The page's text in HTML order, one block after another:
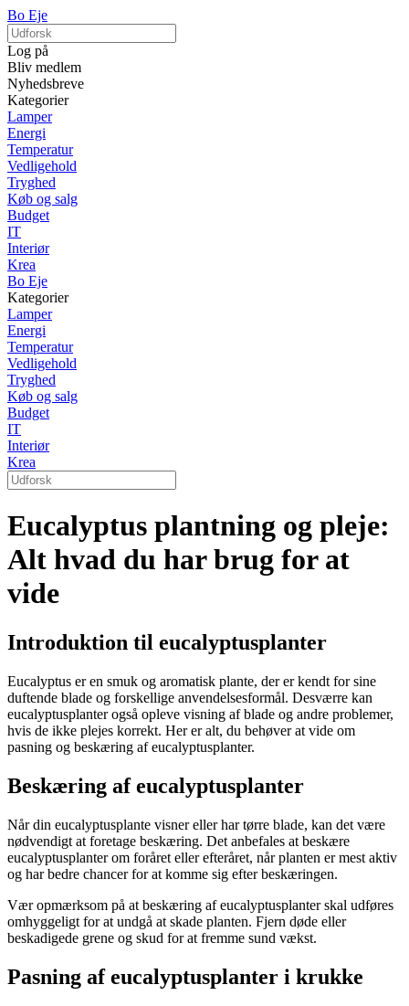
Bo Eje
Log på
Bliv medlem
Nyhedsbreve
Kategorier
Lamper
Energi
Temperatur
Vedligehold
Tryghed
Køb og salg
Budget
IT
Interiør
Krea
Bo Eje
Kategorier
Lamper
Energi
Temperatur
Vedligehold
Tryghed
Køb og salg
Budget
IT
Interiør
Krea
Eucalyptus plantning og pleje:
Alt hvad du har brug for at
vide
Introduktion til eucalyptusplanter
Eucalyptus er en smuk og aromatisk plante, der er kendt for sine
duftende blade og forskellige anvendelsesformål. Desværre kan
eucalyptusplanter også opleve visning af blade og andre problemer,
hvis de ikke plejes korrekt. Her er alt, du behøver at vide om
pasning og beskæring af eucalyptusplanter.
Beskæring af eucalyptusplanter
Når din eucalyptusplante visner eller har tørre blade, kan det være
nødvendigt at foretage beskæring. Det anbefales at beskære
eucalyptusplanter om foråret eller efteråret, når planten er mest aktiv
og har bedre chancer for at komme sig efter beskæringen.
Vær opmærksom på at beskæring af eucalyptusplanter skal udføres
omhyggeligt for at undgå at skade planten. Fjern døde eller
beskadigede grene og skud for at fremme sund vækst.
Pasning af eucalyptusplanter i krukke